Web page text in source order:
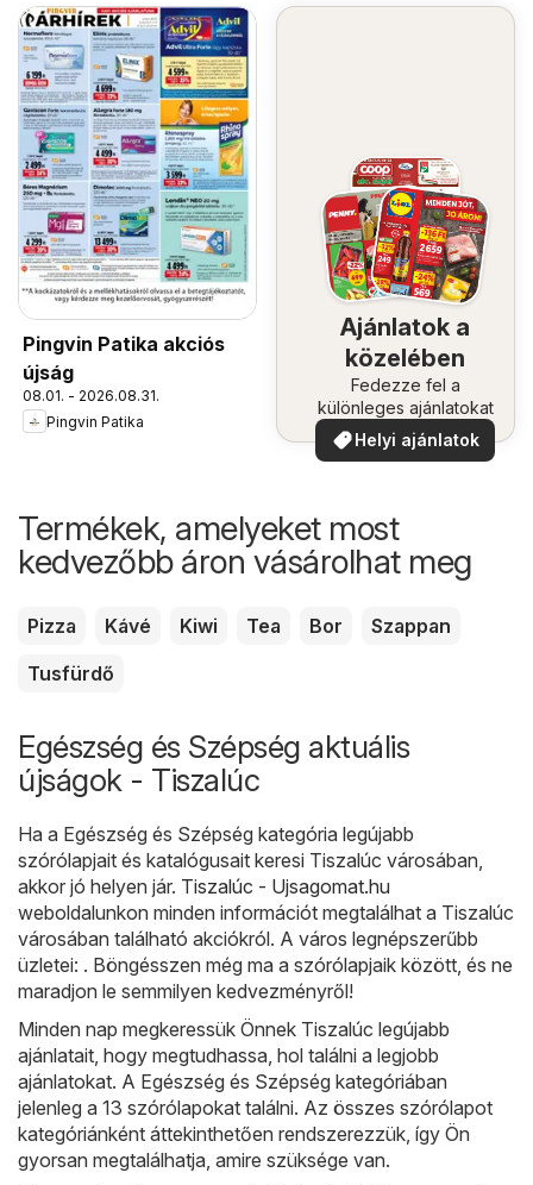
Pingvin Patika akciós
újság
08.01. - 2026.08.31.
Pingvin Patika
Ajánlatok a
közelében
Fedezze fel a
különleges ajánlatokat
Helyi ajánlatok
Termékek, amelyeket most
kedvezőbb áron vásárolhat meg
Pizza Kávé Kiwi Tea Bor
Szappan
Tusfürdő
Egészség és Szépség aktuális
újságok - Tiszalúc
Ha a Egészség és Szépség kategória legújabb
szórólapjait és katalógusait keresi Tiszalúc városában,
akkor jó helyen jár. Tiszalúc - Ujsagomat.hu
weboldalunkon minden információt megtalálhat a Tiszalúc
városában található akciókról. A város legnépszerűbb
üzletei: . Böngésszen még ma a szórólapjaik között, és ne
maradjon le semmilyen kedvezményről!
Minden nap megkeressük Önnek Tiszalúc legújabb
ajánlatait, hogy megtudhassa, hol találni a legjobb
ajánlatokat. A Egészség és Szépség kategóriában
jelenleg a 13 szórólapokat találni. Az összes szórólapot
kategóriánként áttekinthetően rendszerezzük, így Ön
gyorsan megtalálhatja, amire szüksége van.